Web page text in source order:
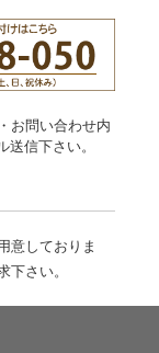
お問い合わせ内
送信下さい。
意しておりま
下さい。